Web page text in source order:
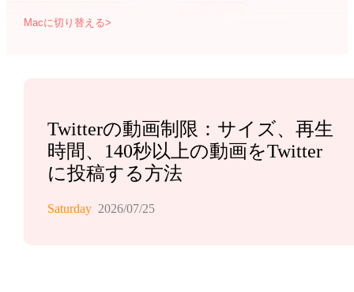
Macに切り替える>
Twitterの動画制限：サイズ、再生
時間、140秒以上の動画をTwitter
に投稿する方法
Saturday 2026/07/25